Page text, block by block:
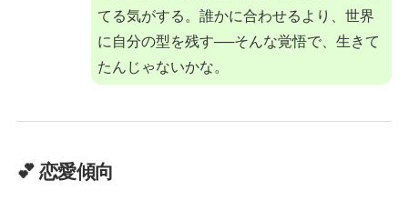
てる気がする。誰かに合わせるより、世界
に自分の型を残す──そんな覚悟で、生きて
たんじゃないかな。
💕 恋愛傾向